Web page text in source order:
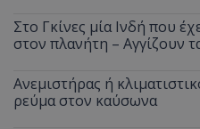
Στο Γκίνες μία Ινδή που
στον πλανήτη – Αγγίζουν
Ανεμιστήρας ή
ρεύμα στον καύσωνα